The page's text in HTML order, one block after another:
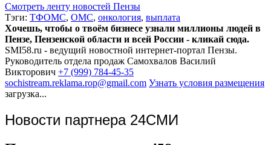
Смотреть ленту новостей Пензы
Тэги: ТФОМС, ОМС, онкология, выплата
Хочешь, чтобы о твоём бизнесе узнали миллионы людей в
Пензе, Пензенской области и всей России - кликай сюда.
SMI58.ru - ведущий новостной интернет-портал Пензы.
Руководитель отдела продаж Самохвалов Василий
Викторович +7 (999) 784-45-35
sochistream.reklama.rop@gmail.com Узнать условия размещения
загрузка...
Новости партнера 24СМИ